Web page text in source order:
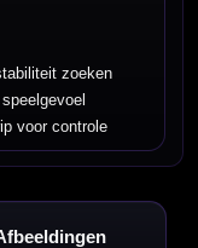
zoeken
voor controle